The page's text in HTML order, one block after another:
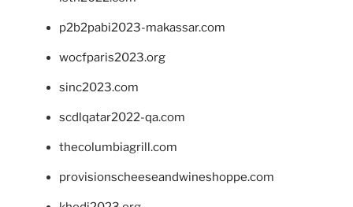
p2b2pabi2023-makassar.com
wocfparis2023.org
sinc2023.com
scdlqatar2022-qa.com
thecolumbiagrill.com
provisionscheeseandwineshoppe.com